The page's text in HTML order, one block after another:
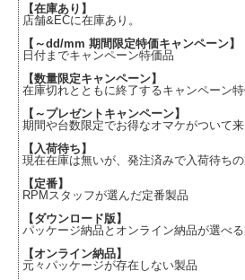
【在庫あり】
店舗&ECに在庫あり。
【～dd/mm 期間限定特価キャンペーン】
日付までキャンペーン特価品
【数量限定キャンペーン】
在庫切れとともに終了するキャンペーン
【～プレゼントキャンペーン】
期間や台数限定でお得なオマケがついて
【入荷待ち】
現在在庫は無いが、発注済みで入荷待ち
【定番】
RPMスタッフが選んだ定番製品
【ダウンロード版】
パッケージ納品とオンライン納品が選べ
【オンライン納品】
元々パッケージが存在しない製品